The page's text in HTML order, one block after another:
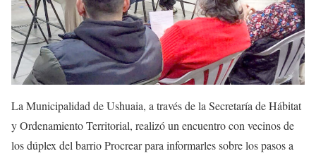
La Municipalidad de Ushuaia, a través de la Secretaría de Hábitat
y Ordenamiento Territorial, realizó un encuentro con vecinos de
los dúplex del barrio Procrear para informarles sobre los pasos a